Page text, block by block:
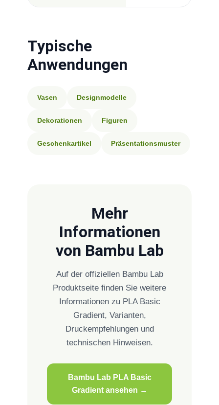
Typische
Anwendungen
Vasen Designmodelle
Dekorationen Figuren
Geschenkartikel Präsentationsmuster
Mehr
Informationen
von Bambu Lab
Auf der offiziellen Bambu Lab
Produktseite finden Sie weitere
Informationen zu PLA Basic
Gradient, Varianten,
Druckempfehlungen und
technischen Hinweisen.
Bambu Lab PLA Basic
Gradient ansehen →